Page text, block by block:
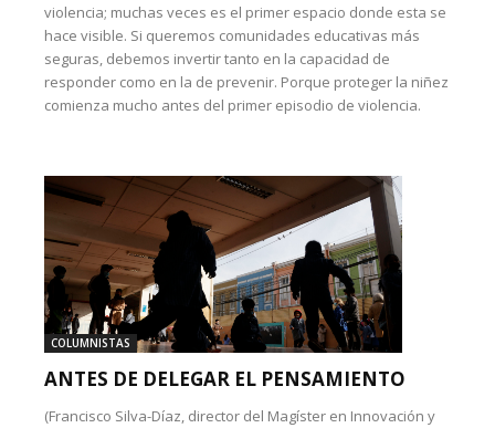
violencia; muchas veces es el primer espacio donde esta se
hace visible. Si queremos comunidades educativas más
seguras, debemos invertir tanto en la capacidad de
responder como en la de prevenir. Porque proteger la niñez
comienza mucho antes del primer episodio de violencia.
COLUMNISTAS
ANTES DE DELEGAR EL PENSAMIENTO
(Francisco Silva-Díaz, director del Magíster en Innovación y